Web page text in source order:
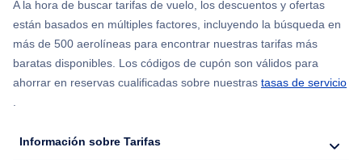
A la hora de buscar tarifas de vuelo, los descuentos y ofertas
están basados en múltiples factores, incluyendo la búsqueda en
más de 500 aerolíneas para encontrar nuestras tarifas más
baratas disponibles. Los códigos de cupón son válidos para
ahorrar en reservas cualificadas sobre nuestras tasas de servicio
.
Información sobre Tarifas